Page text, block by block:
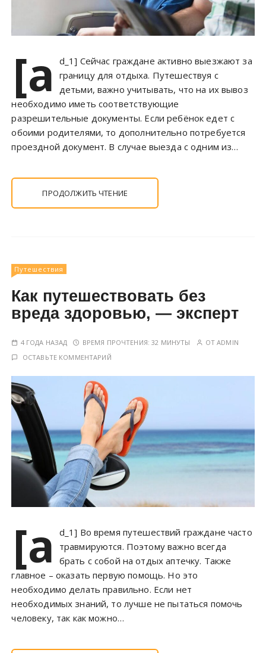
[a
d_1] Сейчас граждане активно выезжают за
границу для отдыха. Путешествуя с
детьми, важно учитывать, что на их вывоз
необходимо иметь соответствующие
разрешительные документы. Если ребёнок едет с
обоими родителями, то дополнительно потребуется
проездной документ. В случае выезда с одним из…
ПРОДОЛЖИТЬ ЧТЕНИЕ
Путешествия
Как путешествовать без
вреда здоровью, — эксперт
4 ГОДА НАЗАД ВРЕМЯ ПРОЧТЕНИЯ:32 МИНУТЫ ОТADMIN
ОСТАВЬТЕ КОММЕНТАРИЙ
[a
d_1] Во время путешествий граждане часто
травмируются. Поэтому важно всегда
брать с собой на отдых аптечку. Также
главное – оказать первую помощь. Но это
необходимо делать правильно. Если нет
необходимых знаний, то лучше не пытаться помочь
человеку, так как можно…